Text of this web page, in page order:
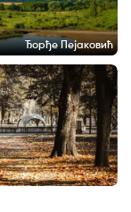
Ђорђе Пејаковић